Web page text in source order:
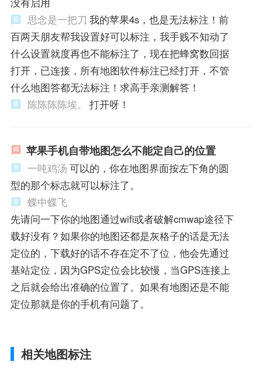
思念是一把刀 我的苹果4s，也是无法标注！前
百两天朋友帮我设置好可以标注，我手贱不知动了
什么设置就度再也不能标注了，现在把蜂窝数回据
打开，已连接，所有地图软件标注已经打开，不管
什么地图答都无法标注！求高手亲测解答！
陈陈陈陈埃。
打开呀！
苹果手机自带地图怎么不能定自己的位置
一吨鸡汤 可以的，你在地图界面按左下角的圆
型的那个标志就可以标注了。
蝶中蝶飞
先请问一下你的地图通过wifi或者破解cmwap途径下
载好没有？如果你的地图还都是灰格子的话是无法
定位的，下载好的话不存在定不了位，他会先通过
基站定位，因为GPS定位会比较慢，当GPS连接上
之后就会给出准确的位置了。如果有地图还是不能
定位那就是你的手机有问题了。
相关地图标注